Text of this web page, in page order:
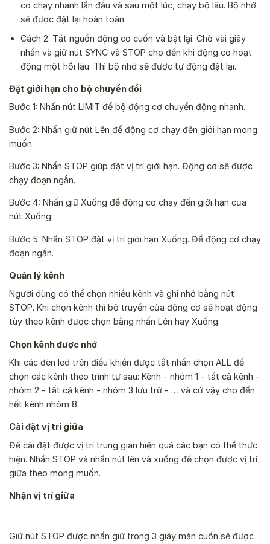
cơ chạy nhanh lần đầu và sau một lúc, chạy bộ lâu. Bộ nhớ
sẽ được đặt lại hoàn toàn.
Cách 2: Tắt nguồn động cơ cuốn và bật lại. Chờ vài giây
nhấn và giữ nút SYNC và STOP cho đến khi động cơ hoạt
động một hồi lâu. Thì bộ nhớ sẽ được tự động đặt lại.
Đặt giới hạn cho bộ chuyển đổi
Bước 1: Nhấn nút LIMIT để bộ động cơ chuyển động nhanh.
Bước 2: Nhấn giữ nút Lên để động cơ chạy đến giới hạn mong
muốn.
Bước 3: Nhấn STOP giúp đặt vị trí giới hạn. Động cơ sẽ được
chạy đoạn ngắn.
Bước 4: Nhấn giữ Xuống để động cơ chạy đến giới hạn của
nút Xuống.
Bước 5: Nhấn STOP đặt vị trí giới hạn Xuống. Để động cơ chạy
đoạn ngắn.
Quản lý kênh
Người dùng có thể chọn nhiều kênh và ghi nhớ bằng nút
STOP. Khi chọn kênh thì bộ truyền của động cơ sẽ hoạt động
tùy theo kênh được chọn bằng nhấn Lên hay Xuống.
Chọn kênh được nhớ
Khi các đèn led trên điều khiển được tắt nhấn chọn ALL để
chọn các kênh theo trình tự sau: Kênh - nhóm 1 - tất cả kênh -
nhóm 2 - tất cả kênh - nhóm 3 lưu trữ - … và cứ vậy cho đến
hết kênh nhóm 8.
Cài đặt vị trí giữa
Để cài đặt được vị trí trung gian hiện quả các bạn có thể thực
hiện. Nhấn STOP và nhấn nút lên và xuống để chọn được vị trí
giữa theo mong muốn.
Nhận vị trí giữa
Giữ nút STOP được nhấn giữ trong 3 giây màn cuốn sẽ được